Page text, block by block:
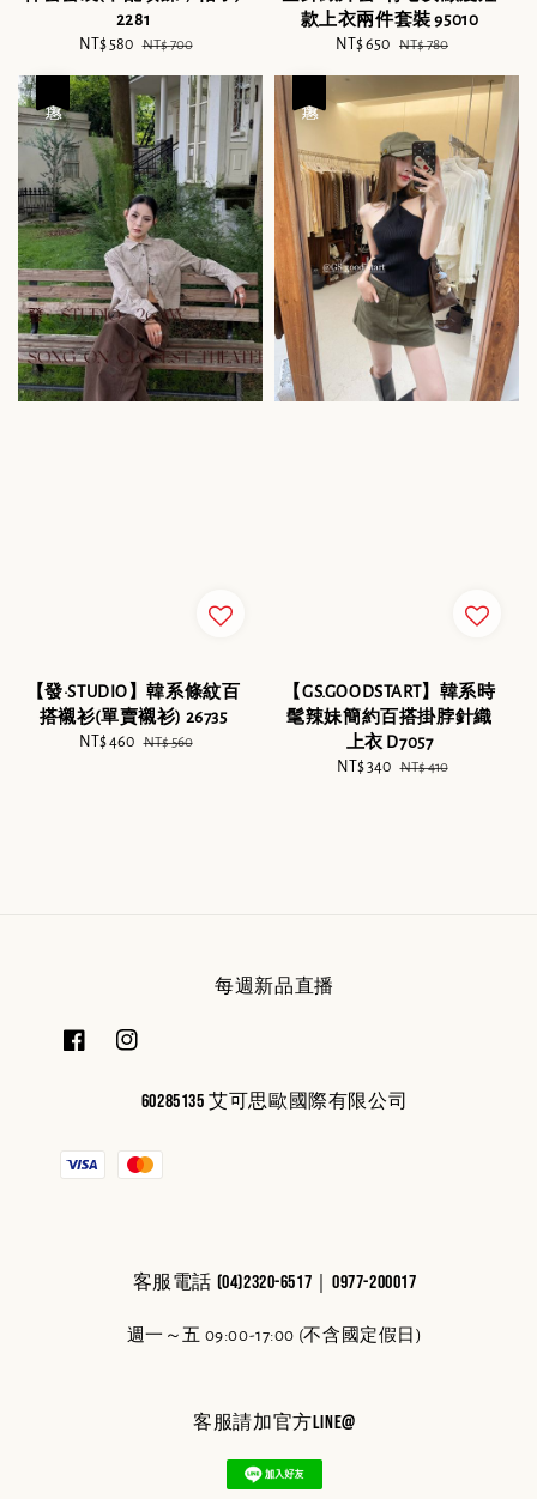
2281
Sale
NT$ 580 Regular
NT$ 700
款上衣兩件套裝 95010
Sale
NT$ 650 Regular
NT$ 780
【發·STUDIO】韓系條紋百
搭襯衫(單賣襯衫) 26735
Sale
NT$ 460 Regular
NT$ 560
【GS.GOODSTART】韓系時
髦辣妹簡約百搭掛脖針織
上衣 D7057
Sale
NT$ 340 Regular
NT$ 410
每週新品直播
60285135 艾可思歐國際有限公司
客服電話 (04)2320-6517｜0977-200017
週一～五 09:00-17:00 (不含國定假日)
客服請加官方line@